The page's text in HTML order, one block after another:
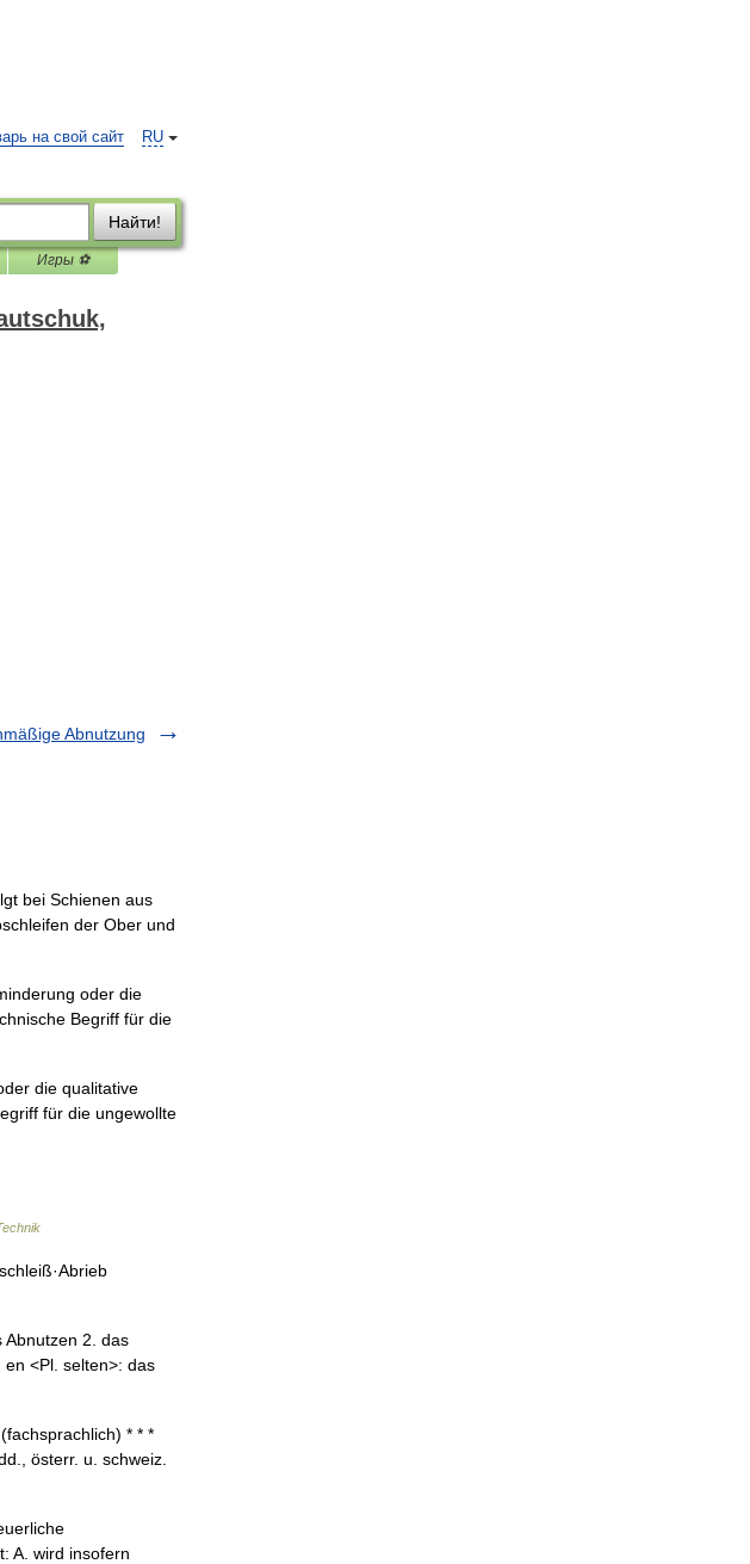
RU
на свой сайт
Найти!
Игры ⚽
Abnutzung
bei Schienen aus
der Ober und
oder die
Begriff für die
die qualitative
für die ungewollte
Abnutzen 2. das
<Pl. selten>: das
* * *
österr. u. schweiz.
A. wird insofern